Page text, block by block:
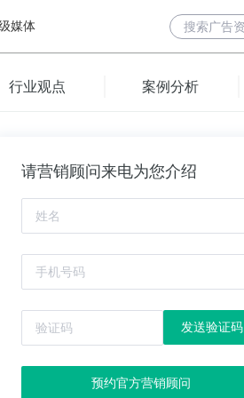
媒体
行业观点 案例分析
请营销顾问来电为您介绍
发送验证码
预约官方营销顾问